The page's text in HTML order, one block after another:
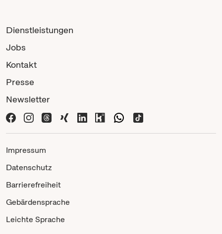
Dienstleistungen
Jobs
Kontakt
Presse
Newsletter
Impressum
Datenschutz
Barrierefreiheit
Gebärdensprache
Leichte Sprache